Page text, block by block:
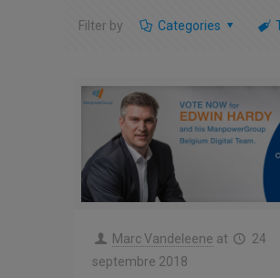
Filter by Categories
Marc Vandeleene at
24
septembre 2018